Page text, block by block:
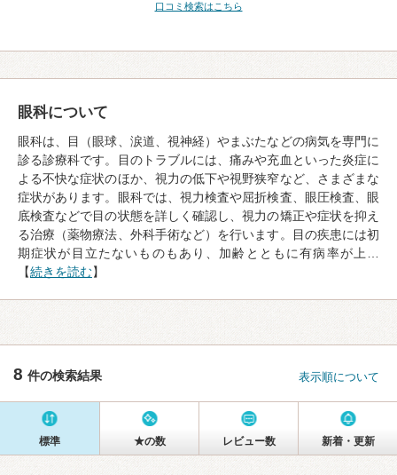
口コミ検索はこちら
眼科について
眼科は、目（眼球、涙道、視神経）やまぶたなどの病気を専門に
診る診療科です。目のトラブルには、痛みや充血といった炎症に
よる不快な症状のほか、視力の低下や視野狭窄など、さまざまな
症状があります。眼科では、視力検査や屈折検査、眼圧検査、眼
底検査などで目の状態を詳しく確認し、視力の矯正や症状を抑え
る治療（薬物療法、外科手術など）を行います。目の疾患には初
期症状が目立たないものもあり、加齢とともに有病率が上…
【続きを読む】
8 件の検索結果 表示順について
標準 ★の数 レビュー数 新着・更新